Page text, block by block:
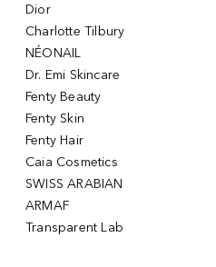
Dior
Charlotte Tilbury
NÉONAIL
Dr. Emi Skincare
Fenty Beauty
Fenty Skin
Fenty Hair
Caia Cosmetics
SWISS ARABIAN
ARMAF
Transparent Lab